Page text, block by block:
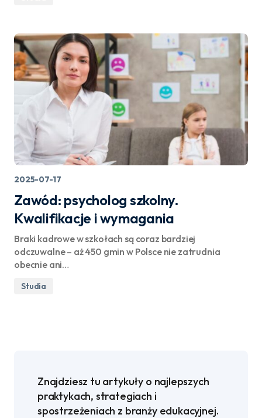
2025-07-17
Zawód: psycholog szkolny.
Kwalifikacje i wymagania
Braki kadrowe w szkołach są coraz bardziej
odczuwalne – aż 450 gmin w Polsce nie zatrudnia
obecnie ani…
Studia
Znajdziesz tu artykuły o najlepszych
praktykach, strategiach i
spostrzeżeniach z branży edukacyjnej.